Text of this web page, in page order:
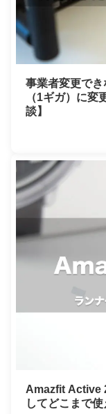
事業者変更で
（1ギガ）に変
談】
Amazfit Active
してどこまで